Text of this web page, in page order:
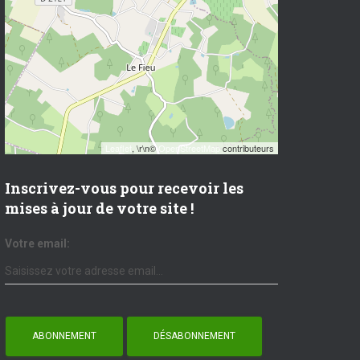
Leaflet, \r\n© OpenStreetMap contributeurs
Inscrivez-vous pour recevoir les
mises à jour de votre site !
Votre email: